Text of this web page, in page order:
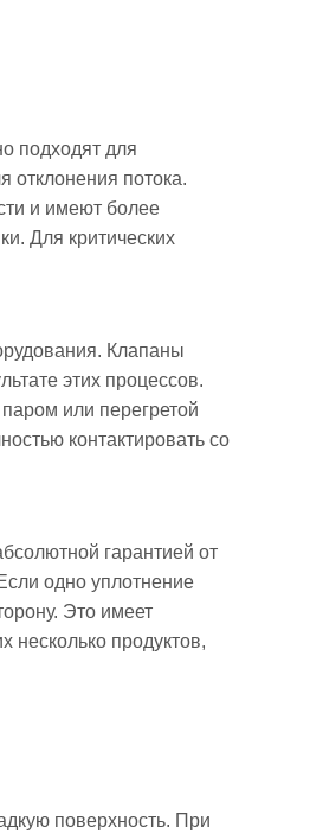
подходят для
отклонения потока.
и имеют более
Для критических
Клапаны
этих процессов.
или перегретой
контактировать со
гарантией от
одно уплотнение
Это имеет
продуктов,
поверхность. При